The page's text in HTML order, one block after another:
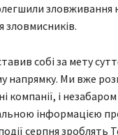
собі за мету
напрямку. Ми вже
компанії, і незабаром
інформацією
серпня зроблять